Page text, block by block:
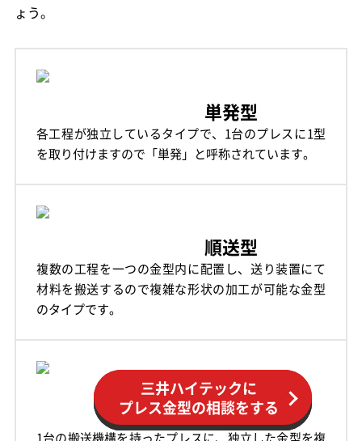
ょう。
単発型
各工程が独立しているタイプで、1台のプレスに1型
を取り付けますので「単発」と呼称されています。
順送型
複数の工程を一つの金型内に配置し、送り装置にて
材料を搬送するので複雑な形状の加工が可能な金型
のタイプです。
トランスファ
ー型
1台の搬送機構を持ったプレスに、独立した金型を複
山岡製作所に
プレス金型の相談をする
加藤数物に
プレス金型の相談をする
三井ハイテックに
プレス金型の相談をする